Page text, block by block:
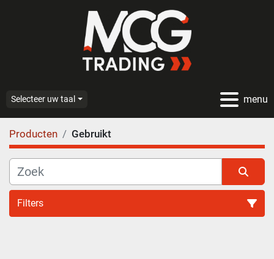
menu
Selecteer uw taal
Producten Gebruikt
Filters